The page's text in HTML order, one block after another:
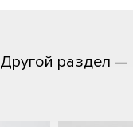
Другой раздел —